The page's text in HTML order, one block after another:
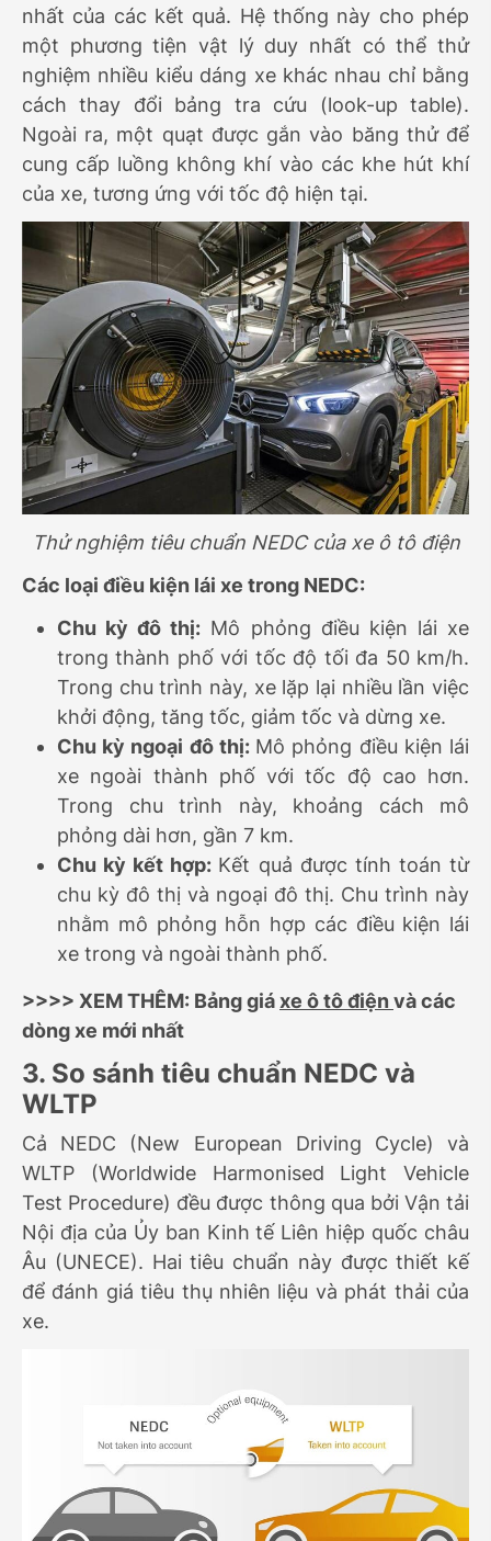
nhất của các kết quả. Hệ thống này cho phép
một phương tiện vật lý duy nhất có thể thử
nghiệm nhiều kiểu dáng xe khác nhau chỉ bằng
cách thay đổi bảng tra cứu (look-up table).
Ngoài ra, một quạt được gắn vào băng thử để
cung cấp luồng không khí vào các khe hút khí
của xe, tương ứng với tốc độ hiện tại.
Thử nghiệm tiêu chuẩn NEDC của xe ô tô điện
Các loại điều kiện lái xe trong NEDC:
Chu kỳ đô thị: Mô phỏng điều kiện lái xe
trong thành phố với tốc độ tối đa 50 km/h.
Trong chu trình này, xe lặp lại nhiều lần việc
khởi động, tăng tốc, giảm tốc và dừng xe.
Chu kỳ ngoại đô thị: Mô phỏng điều kiện lái
xe ngoài thành phố với tốc độ cao hơn.
Trong chu trình này, khoảng cách mô
phỏng dài hơn, gần 7 km.
Chu kỳ kết hợp: Kết quả được tính toán từ
chu kỳ đô thị và ngoại đô thị. Chu trình này
nhằm mô phỏng hỗn hợp các điều kiện lái
xe trong và ngoài thành phố.
>>>> XEM THÊM: Bảng giáxe ô tô điệnvà các
dòng xe mới nhất
3. So sánh tiêu chuẩn NEDC và
WLTP
Cả NEDC (New European Driving Cycle) và
WLTP (Worldwide Harmonised Light Vehicle
Test Procedure) đều được thông qua bởi Vận tải
Nội địa của Ủy ban Kinh tế Liên hiệp quốc châu
Âu (UNECE). Hai tiêu chuẩn này được thiết kế
để đánh giá tiêu thụ nhiên liệu và phát thải của
xe.